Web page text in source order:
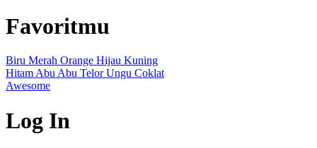
Favoritmu
Biru Merah Orange Hijau Kuning
Hitam Abu Abu Telor Ungu Coklat
Awesome
Log In